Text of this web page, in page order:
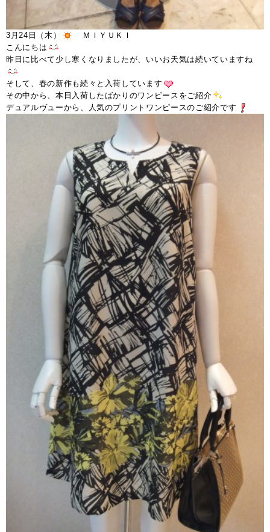
3月24日（木）
ＭＩＹＵＫＩ
こんにちは
昨日に比べて少し寒くなりましたが、いいお天気は続いていますね
そして、春の新作も続々と入荷しています
その中から、本日入荷したばかりのワンピースをご紹介
デュアルヴューから、人気のプリントワンピースのご紹介です